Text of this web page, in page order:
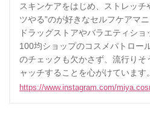
スキンケアをはじめ、ストレッチ
ツやる”のが好きなセルフケアマ
ドラッグストアやバラエティショ
100均ショップのコスメパトロー
のチェックも欠かさず、流行りそ
ャッチすることを心がけています。
https://www.instagram.com/